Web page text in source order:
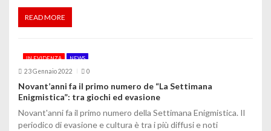
t
i
c
o
l
i
READ MORE
IN EVIDENZA NEWS
23 Gennaio 2022 0
Novant’anni fa il primo numero de “La Settimana
Enigmistica”: tra giochi ed evasione
Novant'anni fa il primo numero della Settimana Enigmistica. Il
periodico di evasione e cultura è tra i più diffusi e noti